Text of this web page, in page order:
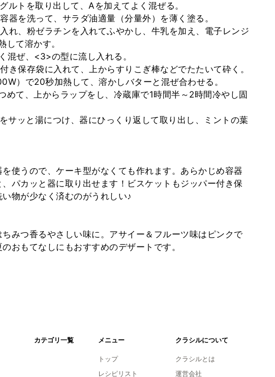
ルトを取り出して、Aを加えてよく混ぜる。
器を洗って、サラダ油適量（分量外）を薄く塗る。
れ、粉ゼラチンを入れてふやかし、牛乳を加え、電子レンジ
して溶かす。
ぜ、<3>の型に流し入れる。
き保存袋に入れて、上からすりこぎ棒などでたたいて砕く。
）で20秒加熱して、溶かしバターと混ぜ合わせる。
て、上からラップをし、冷蔵庫で1時間半～2時間冷やし固
サッと湯につけ、器にひっくり返して取り出し、ミントの葉
使うので、ケーキ型がなくても作れます。あらかじめ容器
パカッと器に取り出せます！ビスケットもジッパー付き保
物が少なく済むのがうれしい♪
みつ香るやさしい味に。アサイー＆フルーツ味はピンクで
おもてなしにもおすすめのデザートです。
カテゴリ一覧 メニュー
トップ
レシピリスト
クラシルについて
クラシルとは
運営会社